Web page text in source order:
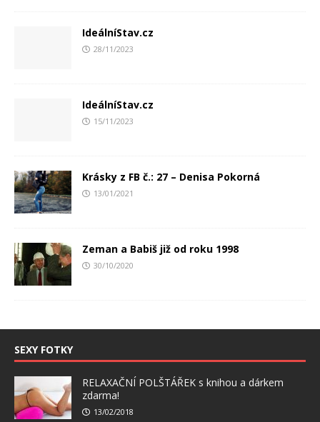
IdeálníStav.cz
28/11/2023
IdeálníStav.cz
15/11/2023
Krásky z FB č.: 27 – Denisa Pokorná
13/01/2021
Zeman a Babiš již od roku 1998
30/10/2020
SEXY FOTKY
RELAXAČNÍ POLŠTÁŘEK s knihou a dárkem
zdarma!
13/02/2018